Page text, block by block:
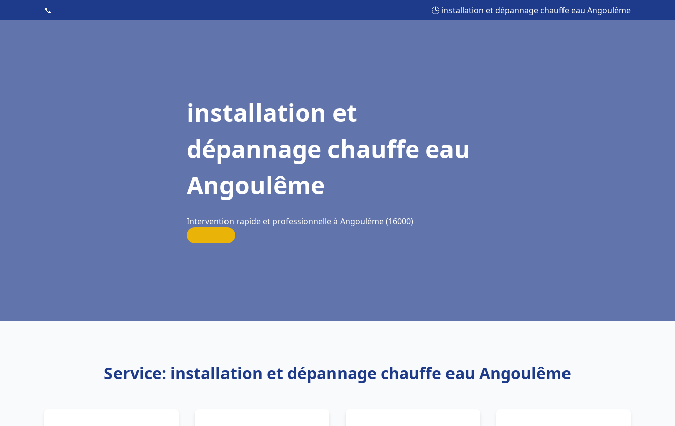
📞 🕒 installation et dépannage chauffe eau Angoulême
installation et
dépannage chauffe eau
Angoulême
Intervention rapide et professionnelle à Angoulême (16000)
Service: installation et dépannage chauffe eau Angoulême